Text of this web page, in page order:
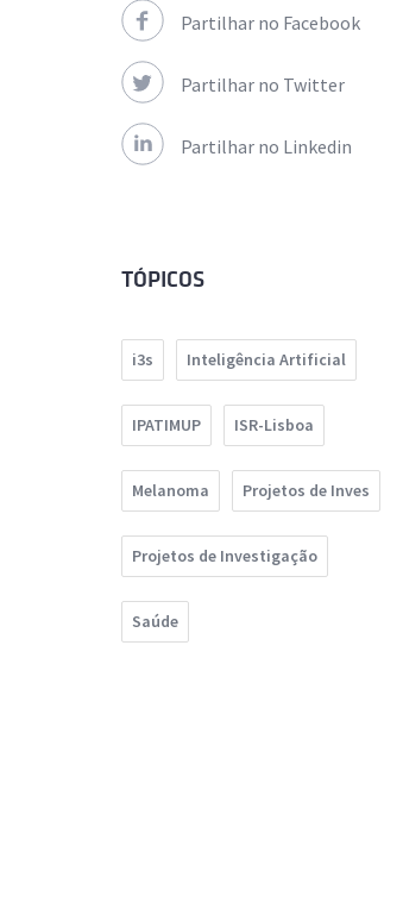
Partilhar no Facebook
Partilhar no Twitter
Partilhar no Linkedin
TÓPICOS
i3s Inteligência Artificial
IPATIMUP ISR-Lisboa
Melanoma Projetos de Inves
Projetos de Investigação
Saúde